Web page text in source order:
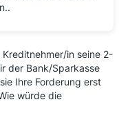
in seine 2-
der Bank/Sparkasse
Ihre Forderung erst
würde die